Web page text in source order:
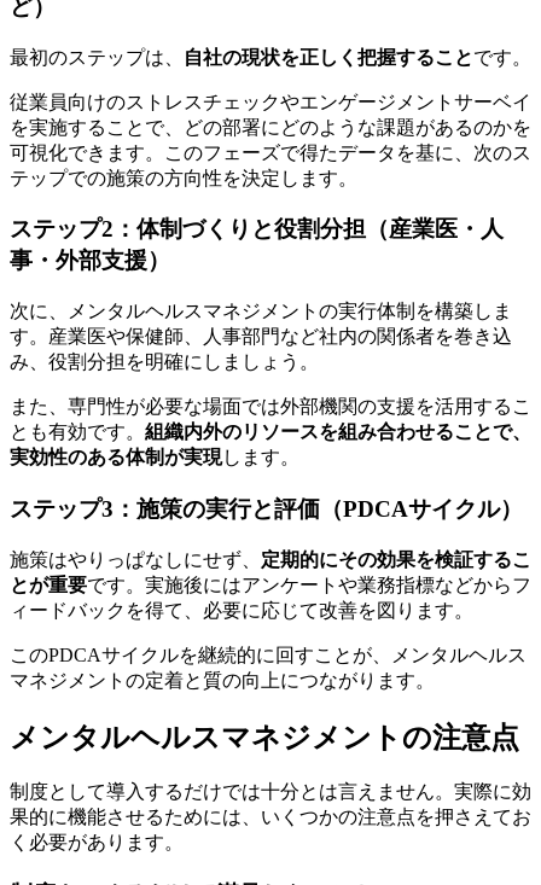
ど）
最初のステップは、 自社の現状を正しく把握することです。
従業員向けのストレスチェックやエンゲージメントサーベイ
を実施することで、どの部署にどのような課題があるのかを
可視化できます。このフェーズで得たデータを基に、次のス
テップでの施策の方向性を決定します。
ステップ2：体制づくりと役割分担（産業医・人
事・外部支援）
次に、メンタルヘルスマネジメントの実行体制を構築しま
す。産業医や保健師、人事部門など社内の関係者を巻き込
み、役割分担を明確にしましょう。
また、専門性が必要な場面では外部機関の支援を活用するこ
とも有効です。 組織内外のリソースを組み合わせることで、
実効性のある体制が実現します。
ステップ3：施策の実行と評価（PDCAサイクル）
​​施策はやりっぱなしにせず、 定期的にその効果を検証するこ
とが重要です。実施後にはアンケートや業務指標などからフ
ィードバックを得て、必要に応じて改善を図ります。
このPDCAサイクルを継続的に回すことが、メンタルヘルス
マネジメントの定着と質の向上につながります。
メンタルヘルスマネジメントの注意点
制度として導入するだけでは十分とは言えません。実際に効
果的に機能させるためには、いくつかの注意点を押さえてお
く必要があります。